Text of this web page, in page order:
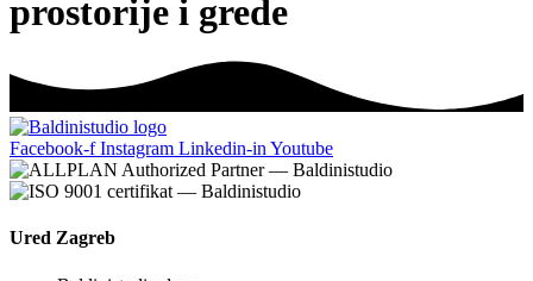
prostorije i grede
Facebook-f Instagram Linkedin-in Youtube
Ured Zagreb